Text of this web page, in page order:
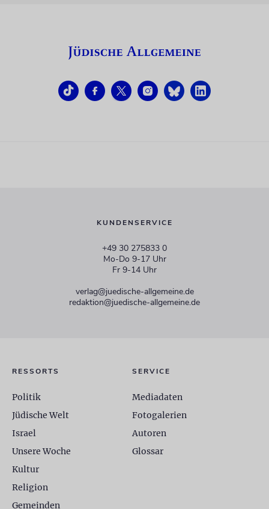
KUNDENSERVICE
+49 30 275833 0
Mo-Do 9-17 Uhr
Fr 9-14 Uhr
verlag@juedische-allgemeine.de
redaktion@juedische-allgemeine.de
RESSORTS
Politik
Jüdische Welt
Israel
Unsere Woche
Kultur
Religion
Gemeinden
SERVICE
Mediadaten
Fotogalerien
Autoren
Glossar